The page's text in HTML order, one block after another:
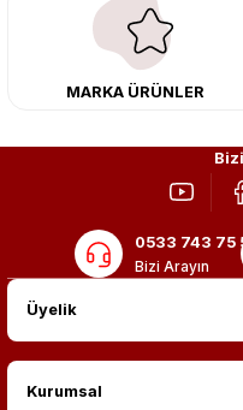
adres: Egzoz Sepeti.
MARKA ÜRÜNLER
0533 743 75
Bizi Arayın
Üyelik
Kurumsal